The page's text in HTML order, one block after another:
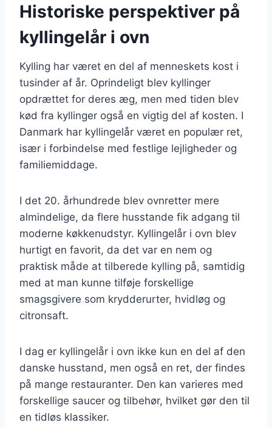
Historiske perspektiver på
kyllingelår i ovn
Kylling har været en del af menneskets kost i
tusinder af år. Oprindeligt blev kyllinger
opdrættet for deres æg, men med tiden blev
kød fra kyllinger også en vigtig del af kosten. I
Danmark har kyllingelår været en populær ret,
især i forbindelse med festlige lejligheder og
familiemiddage.
I det 20. århundrede blev ovnretter mere
almindelige, da flere husstande fik adgang til
moderne køkkenudstyr. Kyllingelår i ovn blev
hurtigt en favorit, da det var en nem og
praktisk måde at tilberede kylling på, samtidig
med at man kunne tilføje forskellige
smagsgivere som krydderurter, hvidløg og
citronsaft.
I dag er kyllingelår i ovn ikke kun en del af den
danske husstand, men også en ret, der findes
på mange restauranter. Den kan varieres med
forskellige saucer og tilbehør, hvilket gør den til
en tidløs klassiker.